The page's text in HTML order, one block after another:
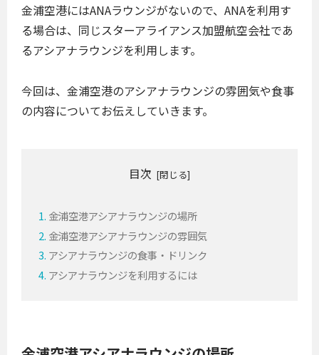
金浦空港にはANAラウンジがないので、ANAを利用す
る場合は、同じスターアライアンス加盟航空会社であ
るアシアナラウンジを利用します。
今回は、金浦空港のアシアナラウンジの雰囲気や食事
の内容についてお伝えしていきます。
目次
金浦空港アシアナラウンジの場所
金浦空港アシアナラウンジの雰囲気
アシアナラウンジの食事・ドリンク
アシアナラウンジを利用するには